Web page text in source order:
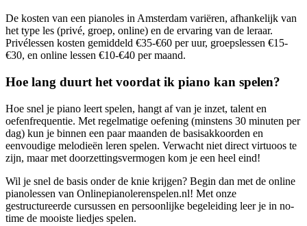
De kosten van een pianoles in Amsterdam variëren, afhankelijk van
het type les (privé, groep, online) en de ervaring van de leraar.
Privélessen kosten gemiddeld €35-€60 per uur, groepslessen €15-
€30, en online lessen €10-€40 per maand.
Hoe lang duurt het voordat ik piano kan spelen?
Hoe snel je piano leert spelen, hangt af van je inzet, talent en
oefenfrequentie. Met regelmatige oefening (minstens 30 minuten per
dag) kun je binnen een paar maanden de basisakkoorden en
eenvoudige melodieën leren spelen. Verwacht niet direct virtuoos te
zijn, maar met doorzettingsvermogen kom je een heel eind!
Wil je snel de basis onder de knie krijgen? Begin dan met de online
pianolessen van Onlinepianolerenspelen.nl! Met onze
gestructureerde cursussen en persoonlijke begeleiding leer je in no-
time de mooiste liedjes spelen.